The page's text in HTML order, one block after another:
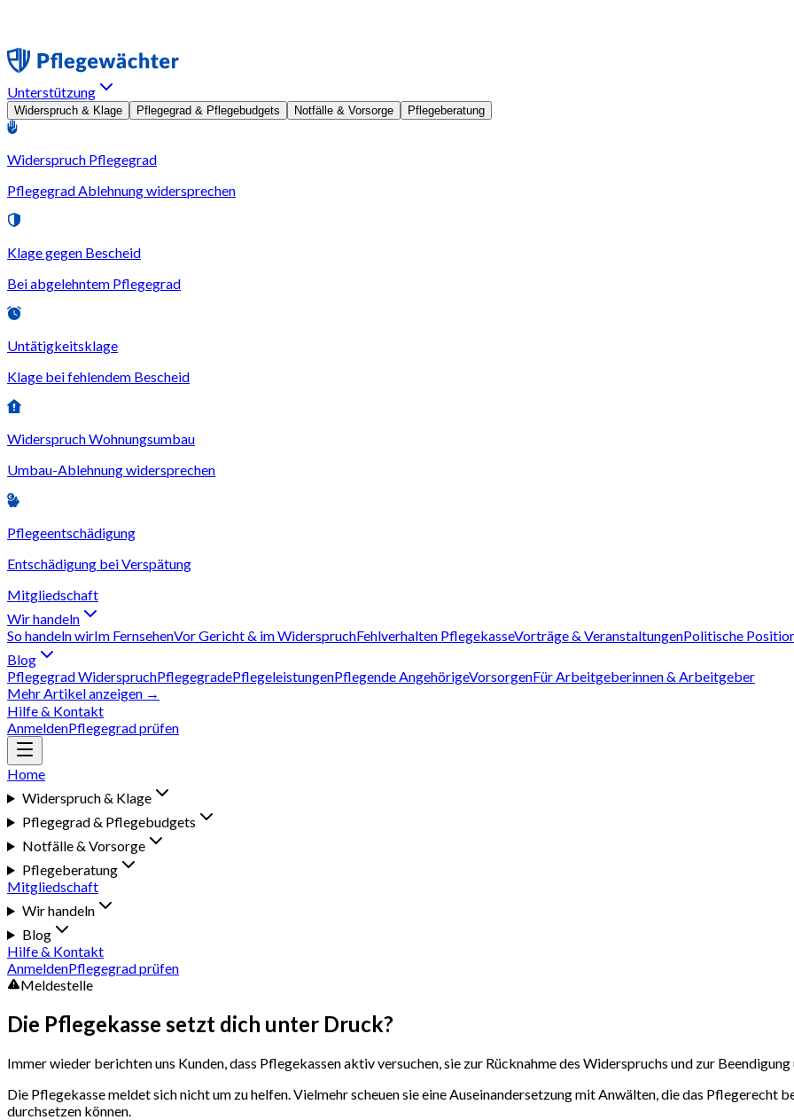
Unterstützung
Widerspruch & Klage Pflegegrad & Pflegebudgets Notfälle & Vorsorge Pflegeberatung
Widerspruch Pflegegrad
Pflegegrad Ablehnung widersprechen
Klage gegen Bescheid
Bei abgelehntem Pflegegrad
Untätigkeitsklage
Klage bei fehlendem Bescheid
Widerspruch Wohnungsumbau
Umbau-Ablehnung widersprechen
Pflegeentschädigung
Entschädigung bei Verspätung
Mitgliedschaft
Wir handeln
So handeln wirIm FernsehenVor Gericht & im WiderspruchFehlverhalten PflegekasseVorträge & VeranstaltungenPolitische
Blog
Pflegegrad WiderspruchPflegegradePflegeleistungenPflegende AngehörigeVorsorgenFür Arbeitgeberinnen & Arbeitgeber
Mehr Artikel anzeigen →
Hilfe & Kontakt
AnmeldenPflegegrad prüfen
Home
Widerspruch & Klage
Pflegegrad & Pflegebudgets
Notfälle & Vorsorge
Pflegeberatung
Mitgliedschaft
Wir handeln
Blog
Hilfe & Kontakt
AnmeldenPflegegrad prüfen
Meldestelle
Die Pflegekasse setzt dich unter Druck?
Immer wieder berichten uns Kunden, dass Pflegekassen aktiv versuchen, sie zur Rücknahme des Widerspruchs und zur
Die Pflegekasse meldet sich nicht um zu helfen. Vielmehr scheuen sie eine Auseinandersetzung mit Anwälten, die das Pflegerecht
durchsetzen können.